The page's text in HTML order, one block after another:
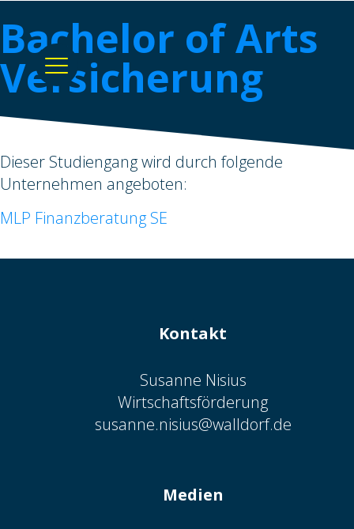
Bachelor of Arts
Versicherung
Dieser Studiengang wird durch folgende
Unternehmen angeboten:
MLP Finanzberatung SE
Kontakt
Susanne Nisius
Wirtschaftsförderung
susanne.nisius@walldorf.de
Medien